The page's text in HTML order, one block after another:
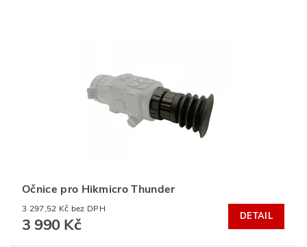
Očnice pro Hikmicro Thunder
3 297,52 Kč bez DPH
3 990 Kč DETAIL